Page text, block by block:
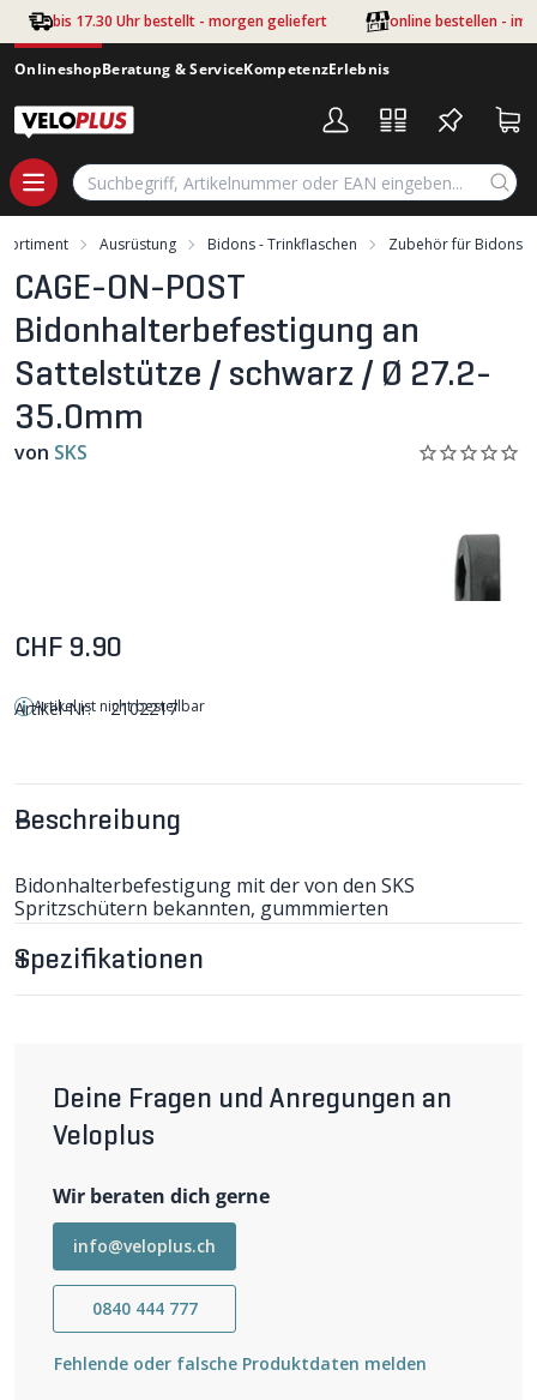
Zum Hauptinhalt springen
bis 17.30 Uhr bestellt - morgen geliefert online bestellen - im
OnlineshopBeratung & ServiceKompetenzErlebnis
Sortiment Ausrüstung Bidons - Trinkflaschen Zubehör für Bidons
CAGE-ON-POST
Bidonhalterbefestigung an
Sattelstütze / schwarz / Ø 27.2-
35.0mm
von SKS
Beschreibung
Bidonhalterbefestigung mit der von den SKS
Spritzschütern bekannten, gummmierten
Bandhalterung, an der ein Bidonhalter befestigt werden
kann. Problemlöser für E-Bikes und andere Velos, an
denen kein Bidonhalter montiert werden kann. (D)
Spezifikationen
Deine Fragen und Anregungen an
Veloplus
Wir beraten dich gerne
info@veloplus.ch
0840 444 777
Fehlende oder falsche Produktdaten melden
CHF 9.90
Artikel ist nicht bestellbar
Artikel-Nr: 2102217